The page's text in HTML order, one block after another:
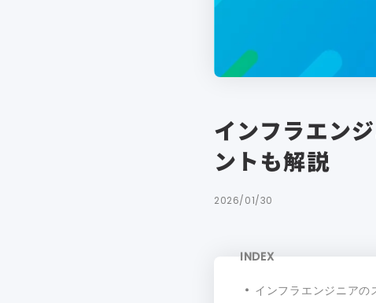
インフラエン
ントも解説
2026/01/30
INDEX
インフラエンジニア